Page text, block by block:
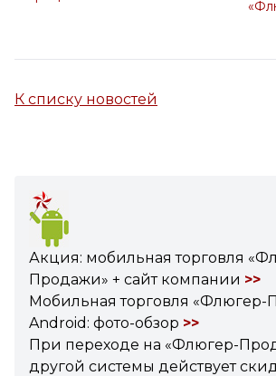
К списку новостей
Акция: мобильная торговля
Продажи» + сайт компании >>
Мобильная торговля «Флюгер-
Android: фото-обзор >>
При переходе на «Флюгер-
другой системы действует